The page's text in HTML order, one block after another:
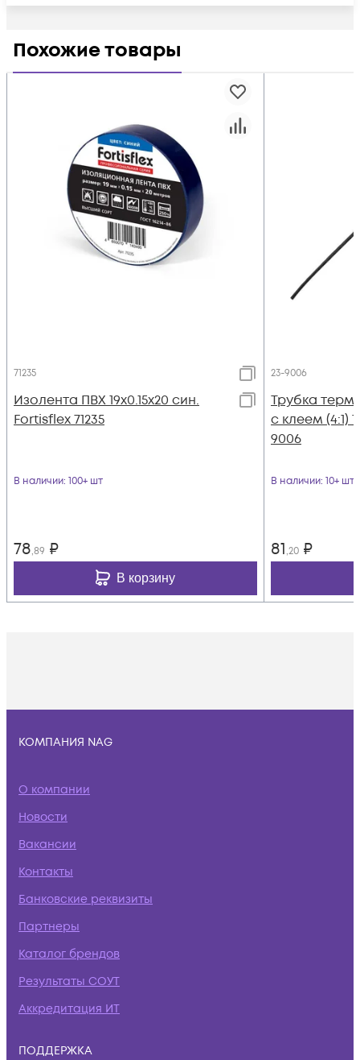
Похожие товары
71235
Изолента ПВХ 19х0.15x20 син.
Fortisflex 71235
В наличии: 100+ шт
78,89 ₽
В корзину
23-9006
Трубка
с клеем (4:1)
9006
В наличии: 10+ шт
81,20 ₽
КОМПАНИЯ NAG
О компании
Новости
Вакансии
Контакты
Банковские реквизиты
Партнеры
Каталог брендов
Результаты СОУТ
Аккредитация ИТ
ПОДДЕРЖКА